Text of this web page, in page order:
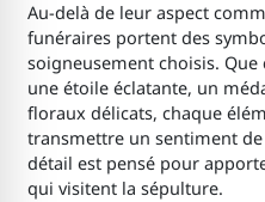
Au-delà de leur aspect
funéraires portent des
soigneusement choisis.
une étoile éclatante, un
floraux délicats, chaque
transmettre un sentiment
détail est pensé pour
qui visitent la sépulture.